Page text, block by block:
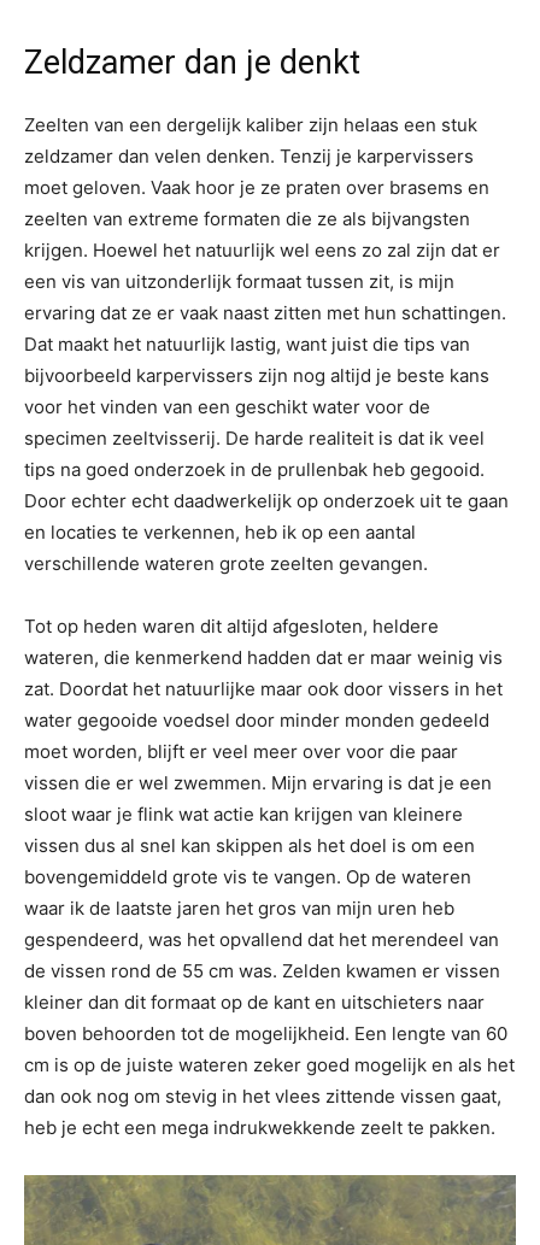
Zeldzamer dan je denkt
Zeelten van een dergelijk kaliber zijn helaas een stuk
zeldzamer dan velen denken. Tenzij je karpervissers
moet geloven. Vaak hoor je ze praten over brasems en
zeelten van extreme formaten die ze als bijvangsten
krijgen. Hoewel het natuurlijk wel eens zo zal zijn dat er
een vis van uitzonderlijk formaat tussen zit, is mijn
ervaring dat ze er vaak naast zitten met hun schattingen.
Dat maakt het natuurlijk lastig, want juist die tips van
bijvoorbeeld karpervissers zijn nog altijd je beste kans
voor het vinden van een geschikt water voor de
specimen zeeltvisserij. De harde realiteit is dat ik veel
tips na goed onderzoek in de prullenbak heb gegooid.
Door echter echt daadwerkelijk op onderzoek uit te gaan
en locaties te verkennen, heb ik op een aantal
verschillende wateren grote zeelten gevangen.
Tot op heden waren dit altijd afgesloten, heldere
wateren, die kenmerkend hadden dat er maar weinig vis
zat. Doordat het natuurlijke maar ook door vissers in het
water gegooide voedsel door minder monden gedeeld
moet worden, blijft er veel meer over voor die paar
vissen die er wel zwemmen. Mijn ervaring is dat je een
sloot waar je flink wat actie kan krijgen van kleinere
vissen dus al snel kan skippen als het doel is om een
bovengemiddeld grote vis te vangen. Op de wateren
waar ik de laatste jaren het gros van mijn uren heb
gespendeerd, was het opvallend dat het merendeel van
de vissen rond de 55 cm was. Zelden kwamen er vissen
kleiner dan dit formaat op de kant en uitschieters naar
boven behoorden tot de mogelijkheid. Een lengte van 60
cm is op de juiste wateren zeker goed mogelijk en als het
dan ook nog om stevig in het vlees zittende vissen gaat,
heb je echt een mega indrukwekkende zeelt te pakken.